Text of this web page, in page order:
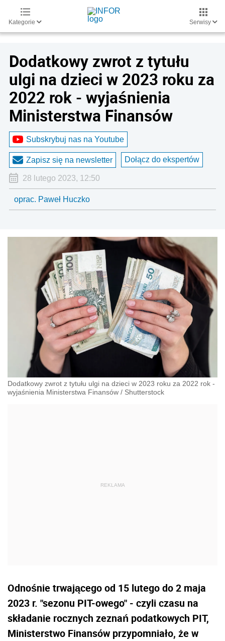
Kategorie Serwisy
Dodatkowy zwrot z tytułu
ulgi na dzieci w 2023 roku za
2022 rok - wyjaśnienia
Ministerstwa Finansów
Subskrybuj nas na Youtube
Zapisz się na newsletter Dołącz do ekspertów
28 lutego 2023, 12:50
oprac. Paweł Huczko
Dodatkowy zwrot z tytułu ulgi na dzieci w 2023 roku za 2022 rok -
wyjaśnienia Ministerstwa Finansów / Shutterstock
Odnośnie trwającego od 15 lutego do 2 maja
2023 r. "sezonu PIT-owego" - czyli czasu na
składanie rocznych zeznań podatkowych PIT,
Ministerstwo Finansów przypomniało, że w